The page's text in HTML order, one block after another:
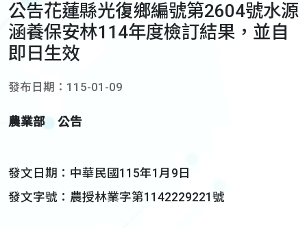
公告花蓮縣光復鄉編號第2604號水源
涵養保安林114年度檢訂結果，並自
即日生效
發布日期：115-01-09
農業部 公告
發文日期：中華民國115年1月9日
發文字號：農授林業字第1142229221號